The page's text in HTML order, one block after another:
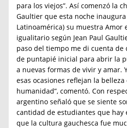
para los viejos”. Así comenzó la
Gaultier que esta noche
Latinoamérica) su muestra Amor
igualitario según Jean Paul
paso del tiempo me di cuenta de
de puntapié inicial para abrir la
a nuevas formas de vivir y amar.
esas ocasiones reflejan la belleza
humanidad”, comentó. Con
argentino señaló que se siente
cantidad de estudiantes que hay
que la cultura gauchesca fue